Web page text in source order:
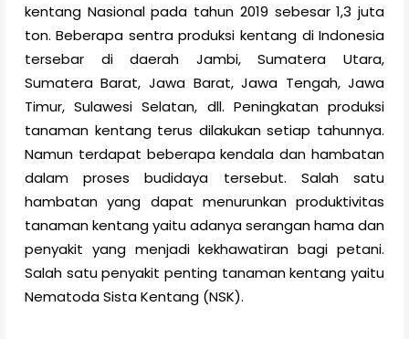
kentang Nasional pada tahun 2019 sebesar 1,3 juta
ton. Beberapa sentra produksi kentang di Indonesia
tersebar di daerah Jambi, Sumatera Utara,
Sumatera Barat, Jawa Barat, Jawa Tengah, Jawa
Timur, Sulawesi Selatan, dll. Peningkatan produksi
tanaman kentang terus dilakukan setiap tahunnya.
Namun terdapat beberapa kendala dan hambatan
dalam proses budidaya tersebut. Salah satu
hambatan yang dapat menurunkan produktivitas
tanaman kentang yaitu adanya serangan hama dan
penyakit yang menjadi kekhawatiran bagi petani.
Salah satu penyakit penting tanaman kentang yaitu
Nematoda Sista Kentang (NSK).